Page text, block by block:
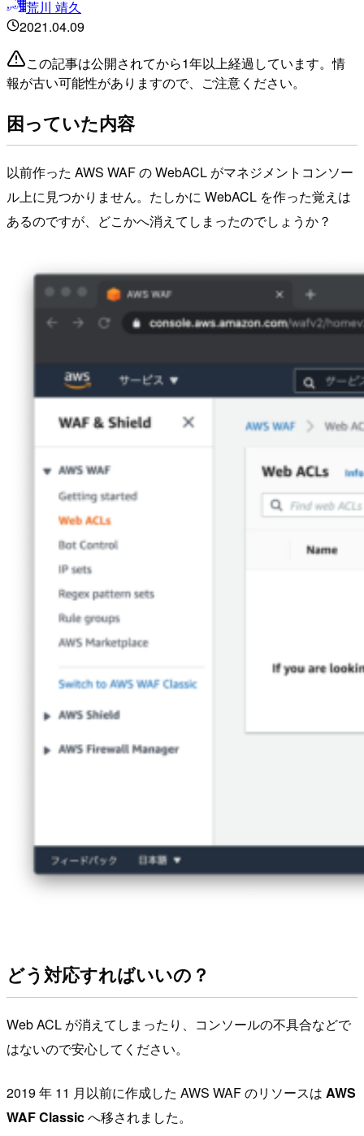
荒川 靖久
2021.04.09
この記事は公開されてから1年以上経過しています。情
報が古い可能性がありますので、ご注意ください。
困っていた内容
以前作った AWS WAF の WebACL がマネジメントコンソー
ル上に見つかりません。たしかに WebACL を作った覚えは
あるのですが、どこかへ消えてしまったのでしょうか？
どう対応すればいいの？
Web ACL が消えてしまったり、コンソールの不具合などで
はないので安心してください。
2019 年 11 月以前に作成した AWS WAF のリソースは AWS
WAF Classicへ移されました。